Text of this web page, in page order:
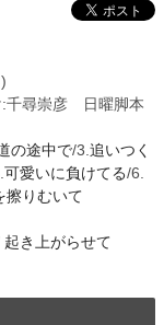
尋崇彦 日曜脚本
の途中で/3. 追いつく
可愛いに負けてる/6.
擦りむいて
起き上がらせて